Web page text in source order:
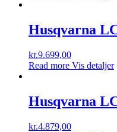
Husqvarna
kr.9.699,00
Read more Vis detaljer
Husqvarna
kr.4.879,00